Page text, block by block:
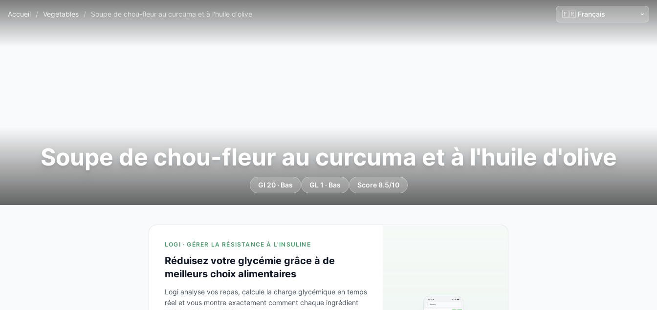
Accueil / Vegetables / Soupe de chou-fleur au curcuma et à l'huile d'olive
Soupe de chou-fleur au curcuma et à l'huile d'olive
GI 20 · Bas GL 1 · Bas Score 8.5/10
LOGI · GÉRER LA RÉSISTANCE À L'INSULINE
Réduisez votre glycémie grâce à de
meilleurs choix alimentaires
Logi analyse vos repas, calcule la charge glycémique en temps
réel et vous montre exactement comment chaque ingrédient